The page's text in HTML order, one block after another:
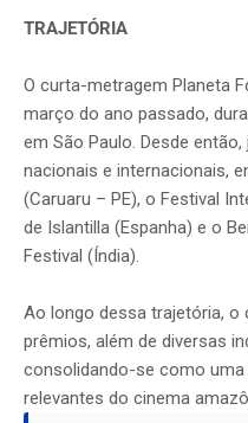
TRAJETÓRIA
O curta-metragem Planeta
março do ano passado,
em São Paulo. Desde
nacionais e internacionais,
(Caruaru – PE), o Festival
de Islantilla (Espanha) e o
Festival (Índia).
Ao longo dessa trajetória, o
prêmios, além de diversas
consolidando-se como
relevantes do cinema